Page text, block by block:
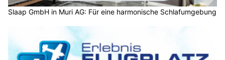
Slaap GmbH in Muri AG: Für eine harmonische Schlafumgebung